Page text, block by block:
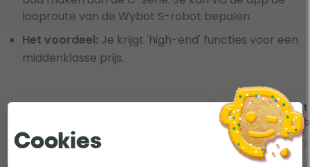
looproute van de Wybot S-robot bepalen.
Het voordeel: Je krijgt 'high-end' functies voor een
middenklasse prijs.
Wybot
Cookies